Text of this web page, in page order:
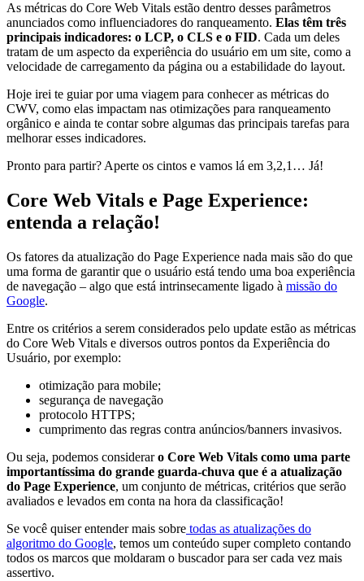
As métricas do Core Web Vitals estão dentro desses parâmetros
anunciados como influenciadores do ranqueamento. Elas têm três
principais indicadores: o LCP, o CLS e o FID. Cada um deles
tratam de um aspecto da experiência do usuário em um site, como a
velocidade de carregamento da página ou a estabilidade do layout.
Hoje irei te guiar por uma viagem para conhecer as métricas do
CWV, como elas impactam nas otimizações para ranqueamento
orgânico e ainda te contar sobre algumas das principais tarefas para
melhorar esses indicadores.
Pronto para partir? Aperte os cintos e vamos lá em 3,2,1… Já!
Core Web Vitals e Page Experience:
entenda a relação!
Os fatores da atualização do Page Experience nada mais são do que
uma forma de garantir que o usuário está tendo uma boa experiência
de navegação – algo que está intrinsecamente ligado à missão do
Google.
Entre os critérios a serem considerados pelo update estão as métricas
do Core Web Vitals e diversos outros pontos da Experiência do
Usuário, por exemplo:
otimização para mobile;
segurança de navegação
protocolo HTTPS;
cumprimento das regras contra anúncios/banners invasivos.
Ou seja, podemos consideraro Core Web Vitals como uma parte
importantíssima do grande guarda-chuva que é a atualização
do Page Experience, um conjunto de métricas, critérios que serão
avaliados e levados em conta na hora da classificação!
Se você quiser entender mais sobre todas as atualizações do
algoritmo do Google, temos um conteúdo super completo contando
todos os marcos que moldaram o buscador para ser cada vez mais
assertivo.